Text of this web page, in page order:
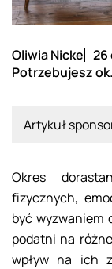
Oliwia Nicke 26
Potrzebujesz
Artykuł
Okres
fizycznych,
być wyzwaniem
podatni na
wpływ na ich